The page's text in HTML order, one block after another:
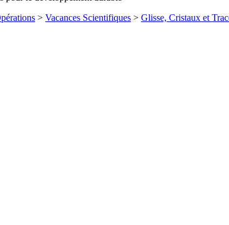
> Vacances Scientifiques > Glisse, Cristaux et